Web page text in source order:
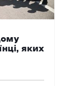
яких